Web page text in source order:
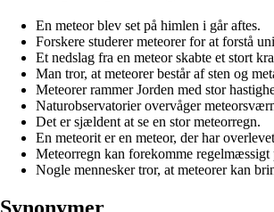
En meteor blev set på himlen i går aftes.
Forskere studerer meteorer for at forstå
Et nedslag fra en meteor skabte et stort
Man tror, at meteorer består af sten og
Meteorer rammer Jorden med stor
Naturobservatorier overvåger
Det er sjældent at se en stor meteorregn.
En meteorit er en meteor, der har
Meteorregn kan forekomme regelmæssigt
Nogle mennesker tror, at meteorer kan
Synonymer